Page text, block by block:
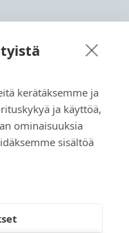
kerätäksemme ja
ja käyttöä,
ominaisuuksia
sisältöä